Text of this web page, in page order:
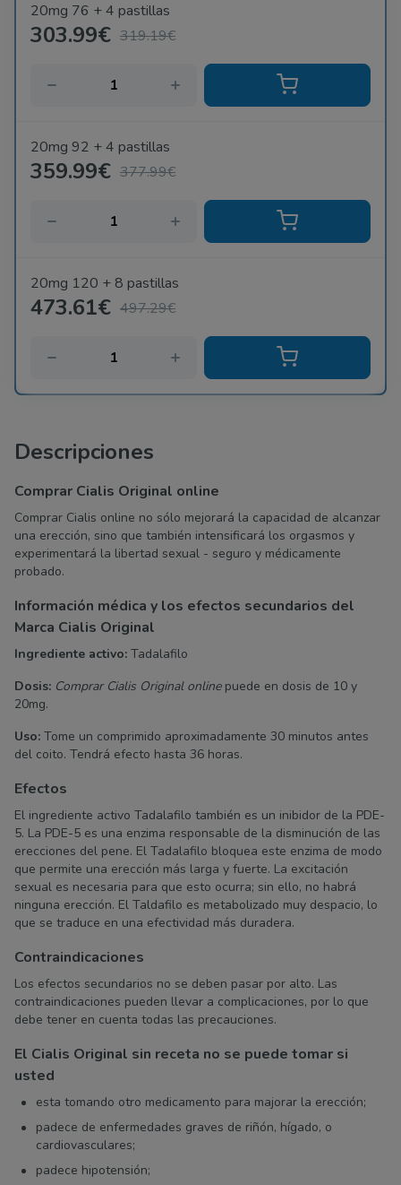
20mg 76 + 4 pastillas
303.99€ 319.19€
20mg 92 + 4 pastillas
359.99€ 377.99€
20mg 120 + 8 pastillas
473.61€ 497.29€
Descripciones
Comprar Cialis Original online
Comprar Cialis online no sólo mejorará la capacidad de alcanzar
una erección, sino que también intensificará los orgasmos y
experimentará la libertad sexual - seguro y médicamente
probado.
Información médica y los efectos secundarios del
Marca Cialis Original
Ingrediente activo: Tadalafilo
Dosis: Comprar Cialis Original onlinepuede en dosis de 10 y
20mg.
Uso: Tome un comprimido aproximadamente 30 minutos antes
del coito. Tendrá efecto hasta 36 horas.
Efectos
El ingrediente activo Tadalafilo también es un inibidor de la PDE-
5. La PDE-5 es una enzima responsable de la disminución de las
erecciones del pene. El Tadalafilo bloquea este enzima de modo
que permite una erección más larga y fuerte. La excitación
sexual es necesaria para que esto ocurra; sin ello, no habrá
ninguna erección. El Taldafilo es metabolizado muy despacio, lo
que se traduce en una efectividad más duradera.
Contraindicaciones
Los efectos secundarios no se deben pasar por alto. Las
contraindicaciones pueden llevar a complicaciones, por lo que
debe tener en cuenta todas las precauciones.
El Cialis Original sin receta no se puede tomar si
usted
esta tomando otro medicamento para majorar la erección;
padece de enfermedades graves de riñón, hígado, o
cardiovasculares;
padece hipotensión;